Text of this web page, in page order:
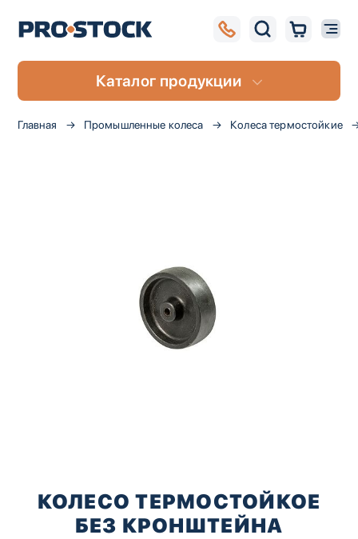
Главная Промышленные колеса Колеса термостойкие
началу
КОЛЕСО ТЕРМОСТОЙКОЕ
БЕЗ КРОНШТЕЙНА
Каталог продукции